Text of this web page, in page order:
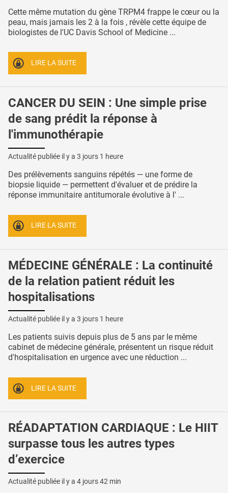
Cette même mutation du gène TRPM4 frappe le cœur ou la
peau, mais jamais les 2 à la fois , révèle cette équipe de
biologistes de l'UC Davis School of Medicine ...
LIRE LA SUITE
CANCER DU SEIN : Une simple prise
de sang prédit la réponse à
l'immunothérapie
Actualité publiée il y a 3 jours 1 heure
Des prélèvements sanguins répétés — une forme de
biopsie liquide — permettent d'évaluer et de prédire la
réponse immunitaire antitumorale évolutive à l' ...
LIRE LA SUITE
MÉDECINE GÉNÉRALE : La continuité
de la relation patient réduit les
hospitalisations
Actualité publiée il y a 3 jours 1 heure
Les patients suivis depuis plus de 5 ans par le même
cabinet de médecine générale, présentent un risque réduit
d'hospitalisation en urgence avec une réduction ...
LIRE LA SUITE
RÉADAPTATION CARDIAQUE : Le HIIT
surpasse tous les autres types
d’exercice
Actualité publiée il y a 4 jours 42 min